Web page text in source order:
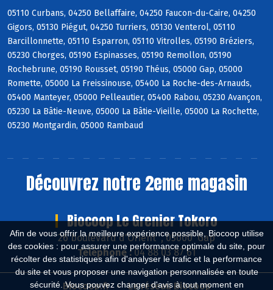
Afin de vous offrir la meilleure expérience possible, Biocoop utilise
des cookies : pour assurer une performance optimale du site, pour
récolter des statistiques afin d'analyser le trafic et la performance
du site et vous proposer une navigation personnalisée en toute
sécurité. Vous pouvez changer d'avis à tout moment en
05110 Curbans, 04250 Bellaffaire, 04250 Faucon-du-Caire, 04250
Gigors, 05130 Piégut, 04250 Turriers, 05130 Venterol, 05110
Barcillonnette, 05110 Esparron, 05110 Vitrolles, 05190 Bréziers,
05230 Chorges, 05190 Espinasses, 05190 Remollon, 05190
Rochebrune, 05190 Rousset, 05190 Théus, 05000 Gap, 05000
Romette, 05000 La Freissinouse, 05400 La Roche-des-Arnauds,
05400 Manteyer, 05000 Pelleautier, 05400 Rabou, 05230 Avançon,
05230 La Bâtie-Neuve, 05000 La Bâtie-Vieille, 05000 La Rochette,
05230 Montgardin, 05000 Rambaud
Découvrez notre 2eme magasin
Biocoop Le Grenier Tokoro
26 boulevard d'Orient , 05000 Gap
Téléphone :04 88 03 87 61
Biocoop.fr Le réseau Biocoop